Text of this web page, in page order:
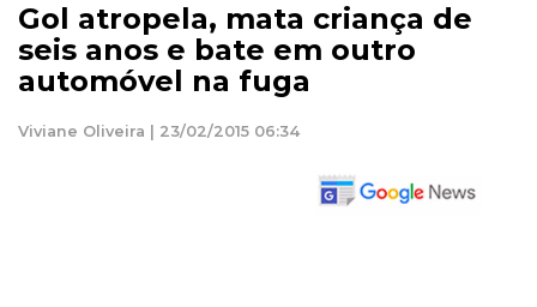
Gol atropela, mata criança de
seis anos e bate em outro
automóvel na fuga
Viviane Oliveira | 23/02/2015 06:34